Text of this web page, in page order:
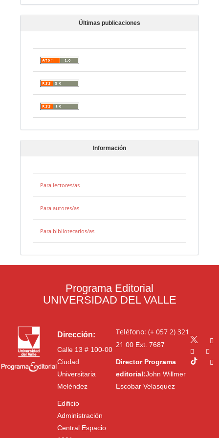
Últimas publicaciones
Información
Para lectores/as
Para autores/as
Para bibliotecarios/as
Programa Editorial
UNIVERSIDAD DEL VALLE
Dirección:
Calle 13 # 100-00
Ciudad
Universitaria
Meléndez
Edificio
Administración
Central Espacio
Teléfono: (+ 057 2) 321
21 00Ext. 7687
Director Programa
editorial:John Willmer
Escobar Velasquez